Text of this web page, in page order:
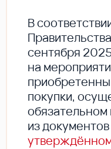
В
сентября
на
покупки,
из